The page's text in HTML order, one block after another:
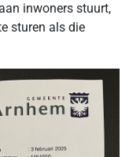
inwoners stuurt,
sturen als die